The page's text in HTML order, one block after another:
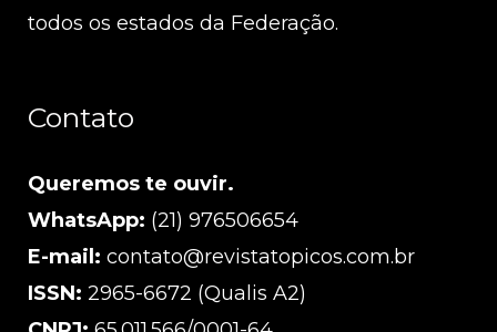
todos os estados da Federação.
Contato
Queremos te ouvir.
WhatsApp: (21) 976506654
E-mail: contato@revistatopicos.com.br
ISSN: 2965-6672 (Qualis A2)